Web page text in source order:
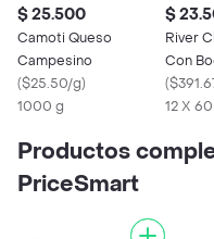
$ 25.500
Camoti Queso
Campesino
($25.50/g)
1000 g
$
River
Con
(
12 X
Productos
PriceSmart